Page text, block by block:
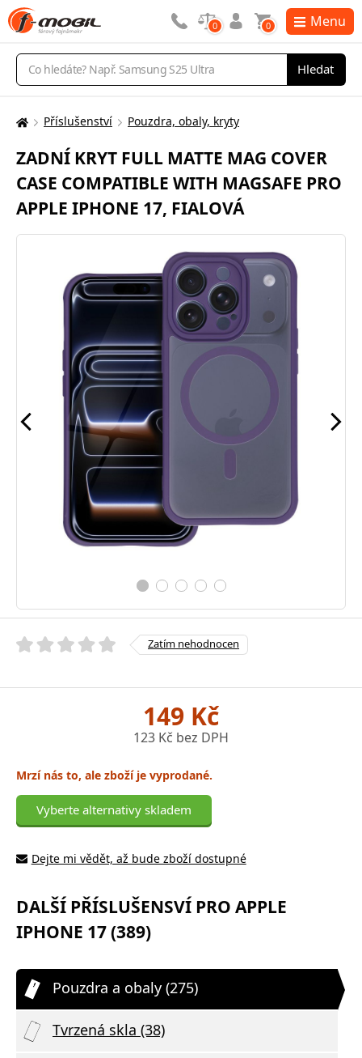
Vyhledávání
Hledat
0 0 Menu
Zde
nacházíte:
Příslušenství Pouzdra, obaly, kryty
ZADNÍ KRYT FULL MATTE MAG COVER
CASE COMPATIBLE WITH MAGSAFE PRO
APPLE IPHONE 17, FIALOVÁ
Zatím nehodnocen
149 Kč
123 Kč bez DPH
Mrzí nás to, ale zboží je vyprodané.
Vyberte alternativy skladem
Dejte mi vědět, až bude zboží dostupné
DALŠÍ PŘÍSLUŠENSVÍ PRO APPLE
IPHONE 17 (389)
Pouzdra a obaly (275)
Tvrzená skla (38)